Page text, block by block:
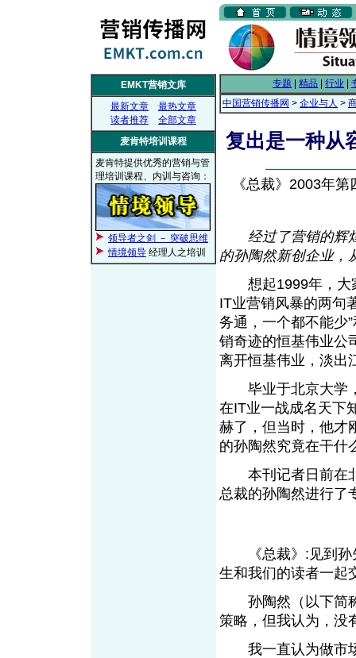
EMKT营销文库
最新文章
最热文章
读者推荐
全部文章
麦肯特培训课程
麦肯特提供优秀的营销与管
理培训课程、内训与咨询：
领导者之剑 － 突破思维
情境领导 经理人之培训
专题 精品 行业
中国营销传播网 > 企业与人 >
复出是一种从
《总裁》2003年
经过了营销的辉
的孙陶然新创企业
想起1999年，大家
IT业营销风暴的两句
务通，一个都不能少
销奇迹的恒基伟业公
离开恒基伟业，淡出
毕业于北京大学，
在IT业一战成名天下
赫了，但当时，他才
的孙陶然究竟在干什
本刊记者日前在北
总裁的孙陶然进行了
《总裁》:见到孙
生和我们的读者一起
孙陶然（以下简称
策略，但我认为，没
我一直认为做市场